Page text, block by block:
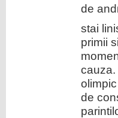
de
stai
primii
cauza.
de